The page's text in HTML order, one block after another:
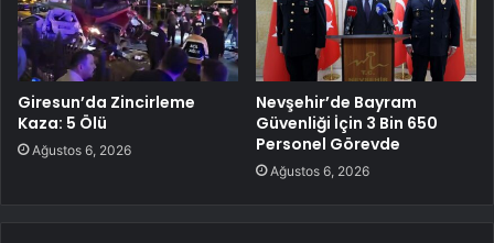
Giresun’da Zincirleme
Kaza: 5 Ölü
Ağustos 6, 2026
Nevşehir’de Bayram
Güvenliği İçin 3 Bin 650
Personel Görevde
Ağustos 6, 2026